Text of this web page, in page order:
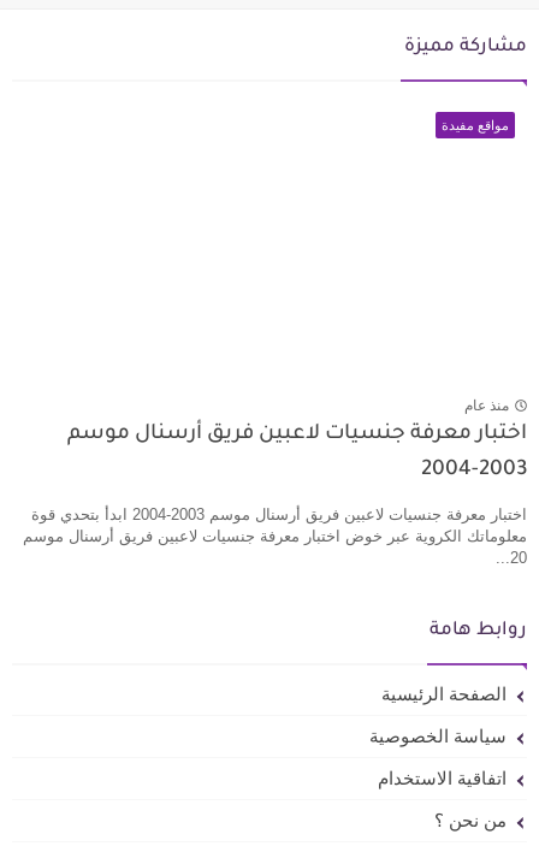
مشاركة مميزة
مواقع مفيدة
منذ عام
اختبار معرفة جنسيات لاعبين فريق أرسنال موسم
2003-2004
اختبار معرفة جنسيات لاعبين فريق أرسنال موسم 2003-2004 ابدأ بتحدي قوة
معلوماتك الكروية عبر خوض اختبار معرفة جنسيات لاعبين فريق أرسنال موسم
20...
روابط هامة
الصفحة الرئيسية
سياسة الخصوصية
اتفاقية الاستخدام
من نحن ؟